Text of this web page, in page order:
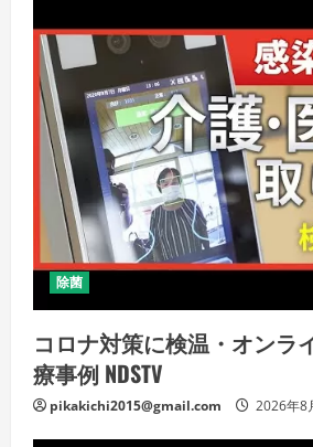
除菌
コロナ対策に検温・オンラ
療事例 NDSTV
pikakichi2015@gmail.com 2026年8